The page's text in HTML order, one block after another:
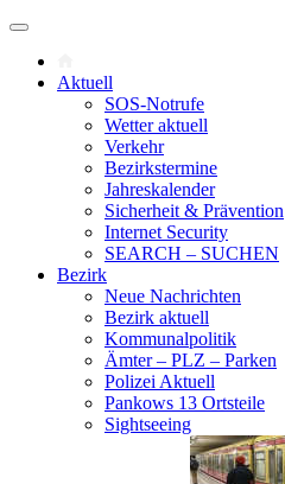
Aktuell
SOS-Notrufe
Wetter aktuell
Verkehr
Bezirkstermine
Jahreskalender
Sicherheit & Prävention
Internet Security
SEARCH – SUCHEN
Bezirk
Neue Nachrichten
Bezirk aktuell
Kommunalpolitik
Ämter – PLZ – Parken
Polizei Aktuell
Pankows 13 Ortsteile
Sightseeing